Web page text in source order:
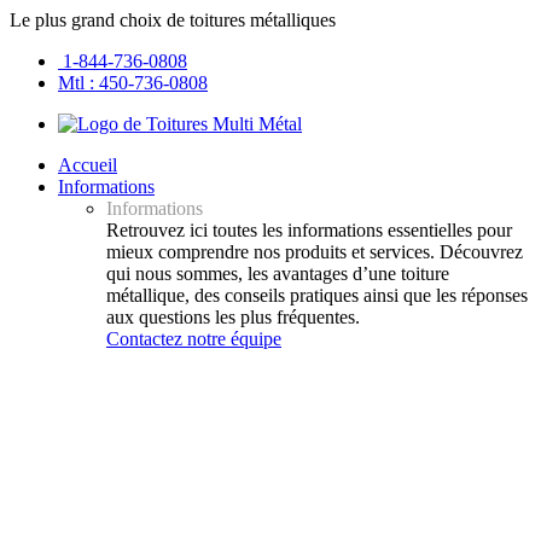
Le plus grand choix de toitures métalliques
1-844-736-0808
Mtl : 450-736-0808
Accueil
Informations
Informations
Retrouvez ici toutes les informations essentielles pour
mieux comprendre nos produits et services. Découvrez
qui nous sommes, les avantages d’une toiture
métallique, des conseils pratiques ainsi que les réponses
aux questions les plus fréquentes.
Contactez notre équipe